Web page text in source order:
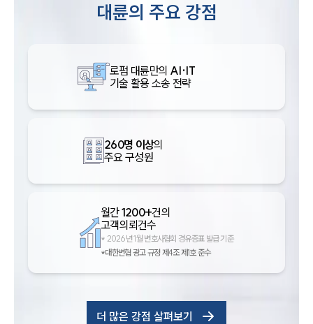
대륜의 주요 강점
로펌 대륜만의 AI·IT
기술 활용 소송 전략
260명 이상의
주요 구성원
월간1200+건의
고객의뢰건수
* 2026년 1월 변호사협회 경유증표 발급 기준
*대한변협 광고 규정 제4조 제1호 준수
더 많은 강점 살펴보기